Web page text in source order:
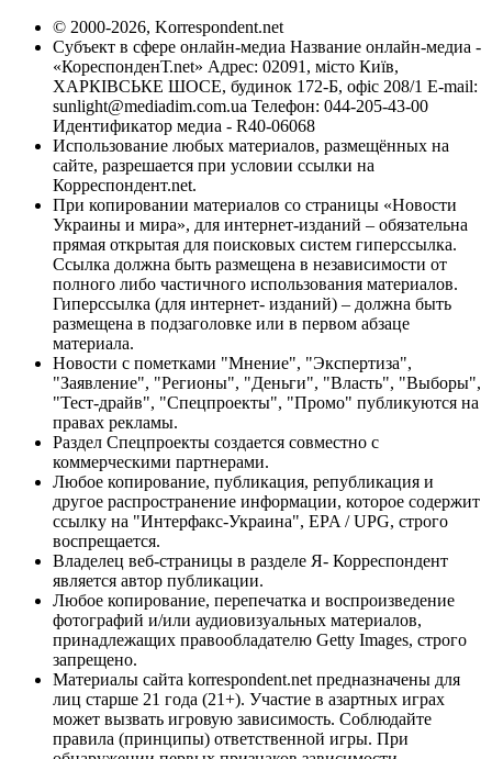
© 2000-2026, Korrespondent.net
Субъект в сфере онлайн-медиа Название онлайн-медиа -
«КореспонденТ.net» Адрес: 02091, місто Київ,
ХАРКІВСЬКЕ ШОСЕ, будинок 172-Б, офіс 208/1 E-mail:
sunlight@mediadim.com.ua Телефон: 044-205-43-00
Идентификатор медиа - R40-06068
Использование любых материалов, размещённых на
сайте, разрешается при условии ссылки на
Корреспондент.net.
При копировании материалов со страницы «Новости
Украины и мира», для интернет-изданий – обязательна
прямая открытая для поисковых систем гиперссылка.
Ссылка должна быть размещена в независимости от
полного либо частичного использования материалов.
Гиперссылка (для интернет- изданий) – должна быть
размещена в подзаголовке или в первом абзаце
материала.
Новости с пометками "Мнение", "Экспертиза",
"Заявление", "Регионы", "Деньги", "Власть", "Выборы",
"Тест-драйв", "Спецпроекты", "Промо" публикуются на
правах рекламы.
Раздел Спецпроекты создается совместно с
коммерческими партнерами.
Любое копирование, публикация, републикация и
другое распространение информации, которое содержит
ссылку на "Интерфакс-Украина", EPA / UPG, строго
воспрещается.
Владелец веб-страницы в разделе Я- Корреспондент
является автор публикации.
Любое копирование, перепечатка и воспроизведение
фотографий и/или аудиовизуальных материалов,
принадлежащих правообладателю Getty Images, строго
запрещено.
Материалы сайта korrespondent.net предназначены для
лиц старше 21 года (21+). Участие в азартных играх
может вызвать игровую зависимость. Соблюдайте
правила (принципы) ответственной игры. При